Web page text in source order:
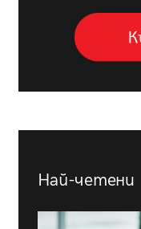
Най-четени